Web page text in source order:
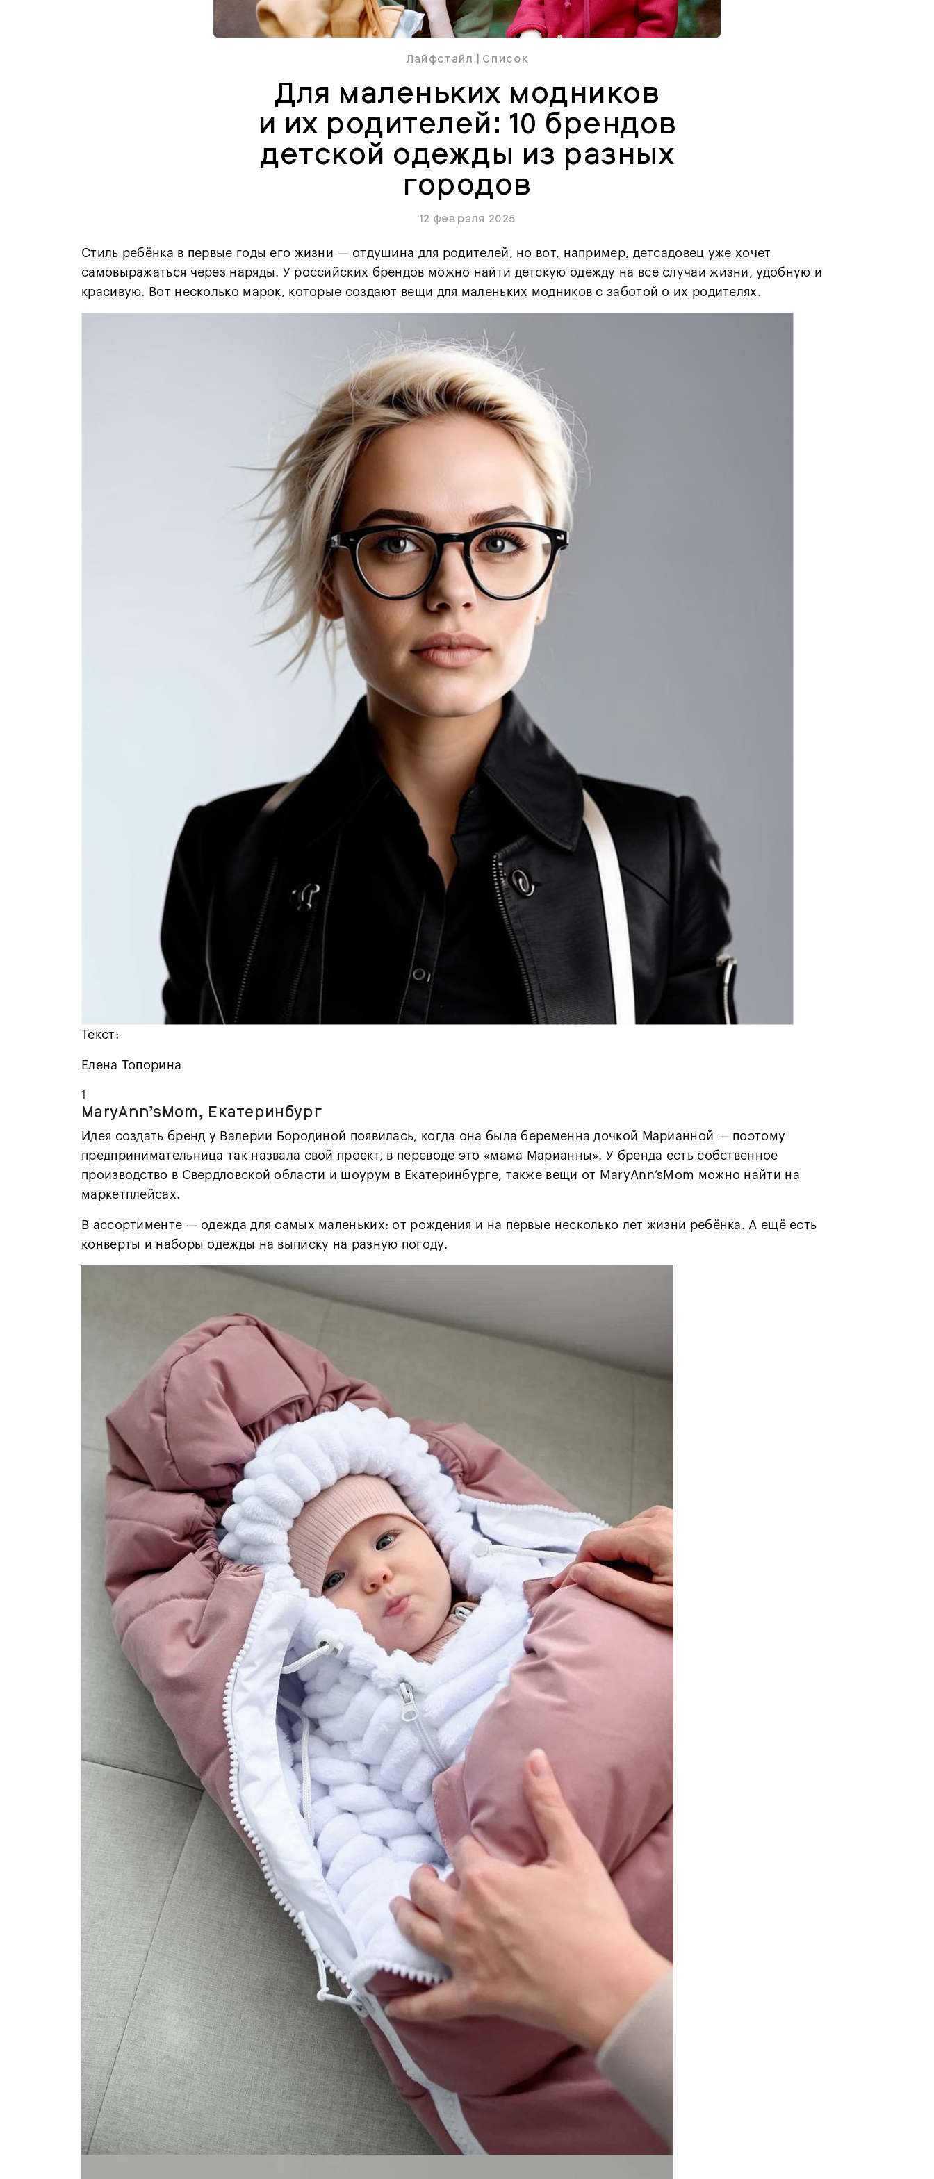
Лайфстайл Список
Для маленьких модников
и их родителей: 10 брендов
детской одежды из разных
городов
12 февраля 2025
Стиль ребёнка в первые годы его жизни — отдушина для родителей, но вот, например, детсадовец уже хочет
самовыражаться через наряды. У российских брендов можно найти детскую одежду на все случаи жизни, удобную и
красивую. Вот несколько марок, которые создают вещи для маленьких модников с заботой о их родителях.
Текст:
Елена Топорина
1
MaryAnn’sMom, Екатеринбург
Идея создать бренд у Валерии Бородиной появилась, когда она была беременна дочкой Марианной — поэтому
предпринимательница так назвала свой проект, в переводе это «мама Марианны». У бренда есть собственное
производство в Свердловской области и шоурум в Екатеринбурге, также вещи от MaryAnn’sMom можно найти на
маркетплейсах.
В ассортименте — одежда для самых маленьких: от рождения и на первые несколько лет жизни ребёнка. А ещё есть
конверты и наборы одежды на выписку на разную погоду.